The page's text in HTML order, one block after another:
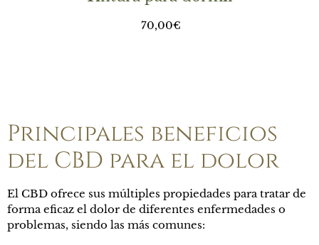
70,00€
Principales beneficios
del CBD para el dolor
El CBD ofrece sus múltiples propiedades para tratar de
forma eficaz el dolor de diferentes enfermedades o
problemas, siendo las más comunes: